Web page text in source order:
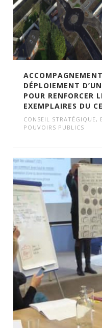
DÉPLOIEMENT
POUR RENFORCER
EXEMPLAIRES DU
CONSEIL STRATÉGIQUE,
POUVOIRS PUBLICS